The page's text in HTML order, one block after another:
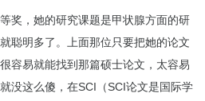
奖，她的研究课题是甲状腺方面的研
聪明多了。上面那位只要把她的论文
容易就能找到那篇硕士论文，太容易
没这么傻，在SCI（SCI论文是国际学